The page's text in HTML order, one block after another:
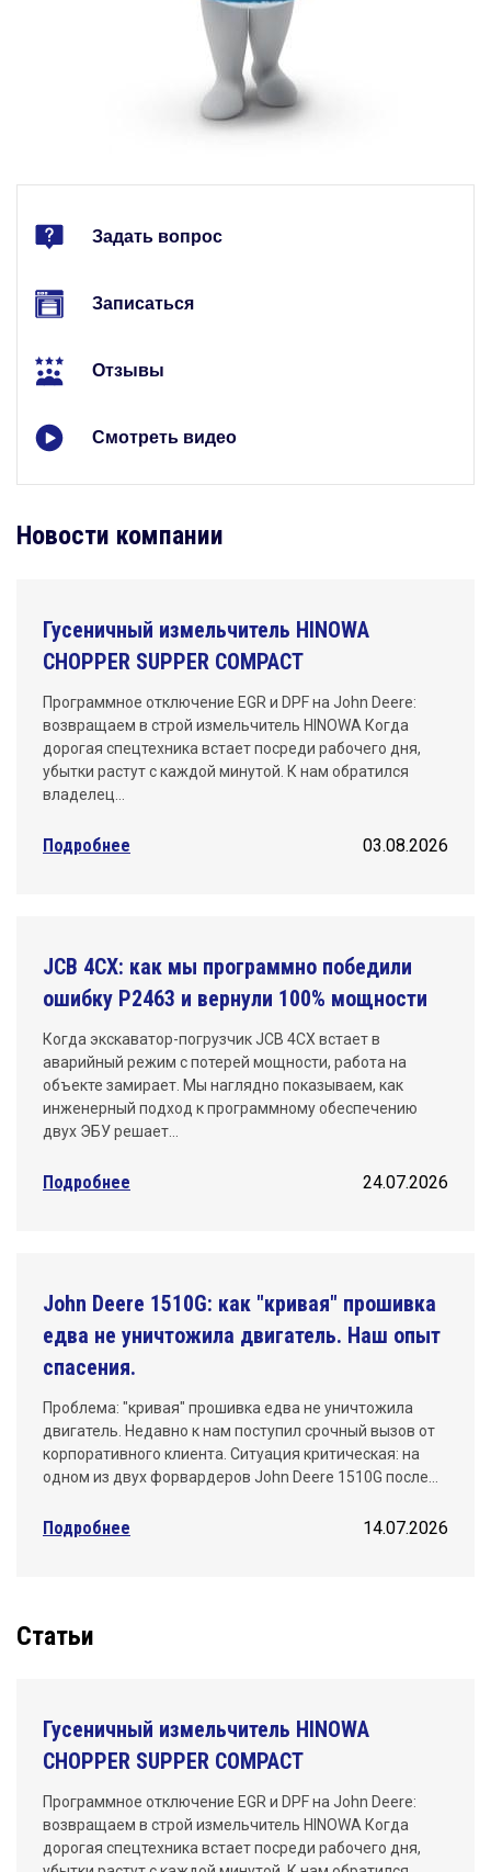
Задать вопрос
Записаться
Отзывы
Смотреть видео
Новости компании
Гусеничный измельчитель HINOWA
CHOPPER SUPPER COMPACT
Программное отключение EGR и DPF на John Deere:
возвращаем в строй измельчитель HINOWA Когда
дорогая спецтехника встает посреди рабочего дня,
убытки растут с каждой минутой. К нам обратился
владелец…
Подробнее 03.08.2026
JCB 4CX: как мы программно победили
ошибку P2463 и вернули 100% мощности
Когда экскаватор-погрузчик JCB 4CX встает в
аварийный режим с потерей мощности, работа на
объекте замирает. Мы наглядно показываем, как
инженерный подход к программному обеспечению
двух ЭБУ решает…
Подробнее 24.07.2026
John Deere 1510G: как "кривая" прошивка
едва не уничтожила двигатель. Наш опыт
спасения.
Проблема: "кривая" прошивка едва не уничтожила
двигатель. Недавно к нам поступил срочный вызов от
корпоративного клиента. Ситуация критическая: на
одном из двух форвардеров John Deere 1510G после…
Подробнее 14.07.2026
Статьи
Гусеничный измельчитель HINOWA
CHOPPER SUPPER COMPACT
Программное отключение EGR и DPF на John Deere:
возвращаем в строй измельчитель HINOWA Когда
дорогая спецтехника встает посреди рабочего дня,